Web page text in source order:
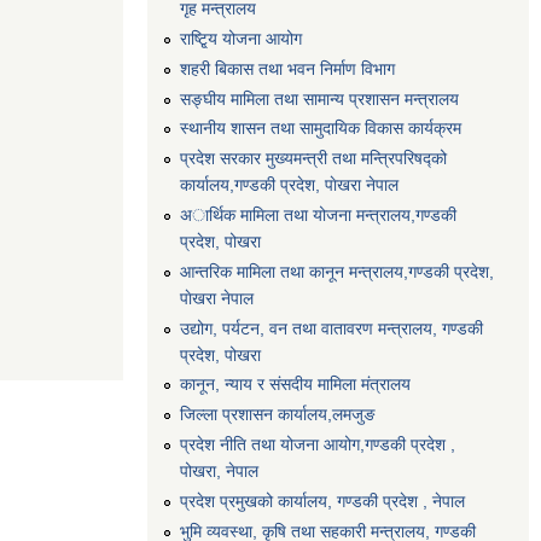
गृह मन्त्रालय
राष्टि्ृय योजना आयोग
शहरी बिकास तथा भवन निर्माण विभाग
सङ्घीय मामिला तथा सामान्य प्रशासन मन्त्रालय
स्थानीय शासन तथा सामुदायिक विकास कार्यक्रम
प्रदेश सरकार मुख्यमन्त्री तथा मन्त्रिपरिषद्को
कार्यालय,गण्डकी प्रदेश, पाेखरा नेपाल
अार्थिक मामिला तथा योजना मन्त्रालय,गण्डकी
प्रदेश, पोखरा
आन्तरिक मामिला तथा कानून मन्त्रालय,गण्डकी प्रदेश,
पाेखरा नेपाल
उद्योग, पर्यटन, वन तथा वातावरण मन्त्रालय, गण्डकी
प्रदेश, पोखरा
कानून, न्याय र संसदीय मामिला मंत्रालय
जिल्ला प्रशासन कार्यालय,लमजुङ
प्रदेश नीति तथा योजना आयोग,गण्डकी प्रदेश ,
पोखरा, नेपाल
प्रदेश प्रमुखको कार्यालय, गण्डकी प्रदेश , नेपाल
भुमि व्यवस्था, कृषि तथा सहकारी मन्त्रालय, गण्डकी